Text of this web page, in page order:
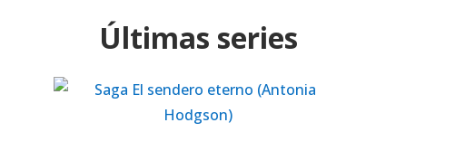
Últimas series